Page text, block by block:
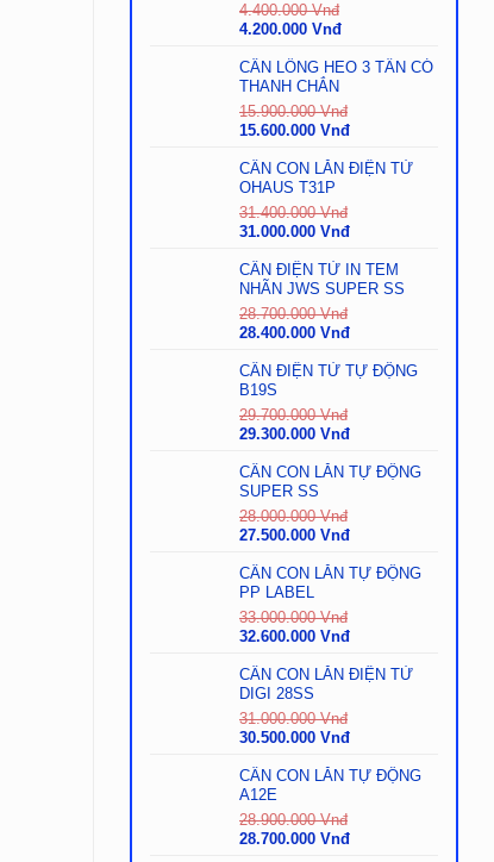
4.400.000Vnđ
Giá
là:
4.400.000
Vnđ.
4.200.000 VnđGiá
tại
4.200.000
Vnđ.
CÂN LỒNG HEO 3 TẤN CÓ
THANH CHẮN
15.900.000Vnđ
Giá
là:
15.900.000
Vnđ.
15.600.000 VnđGiá
tại
Vnđ.
CÂN CON LĂN ĐIỆN TỬ
OHAUS T31P
31.400.000Vnđ
Giá
là:
31.400.000
Vnđ.
31.000.000 VnđGiá
tại
là:
Vnđ.
CÂN ĐIỆN TỬ IN TEM
NHÃN JWS SUPER SS
28.700.000Vnđ
Giá
là:
28.700.000
Vnđ.
28.400.000 VnđGiá
tại
Vnđ.
CÂN ĐIỆN TỬ TỰ ĐỘNG
B19S
29.700.000Vnđ
Giá
là:
29.700.000
Vnđ.
29.300.000 VnđGiá
tại
Vnđ.
CÂN CON LĂN TỰ ĐỘNG
SUPER SS
28.000.000Vnđ
Giá
là:
28.000.000
Vnđ.
27.500.000 VnđGiá
tại
Vnđ.
CÂN CON LĂN TỰ ĐỘNG
PP LABEL
33.000.000Vnđ
Giá
là:
33.000.000
Vnđ.
32.600.000 VnđGiá
tại
Vnđ.
CÂN CON LĂN ĐIỆN TỬ
DIGI 28SS
31.000.000Vnđ
Giá
là:
31.000.000
Vnđ.
30.500.000 VnđGiá
tại
Vnđ.
CÂN CON LĂN TỰ ĐỘNG
A12E
28.900.000Vnđ
Giá
28.700.000 VnđGiá